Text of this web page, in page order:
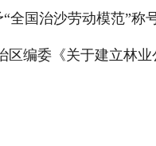
国治沙劳动模范”称号
区编委《关于建立林